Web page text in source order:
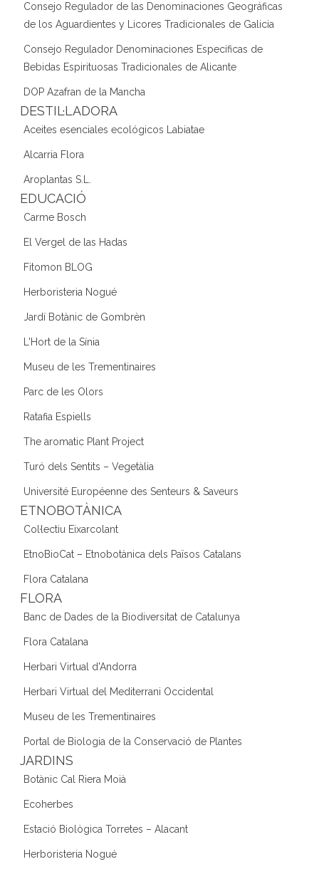
Consejo Regulador de las Denominaciones Geográficas
de los Aguardientes y Licores Tradicionales de Galicia
Consejo Regulador Denominaciones Específicas de
Bebidas Espirituosas Tradicionales de Alicante
DOP Azafran de la Mancha
DESTIL·LADORA
Aceites esenciales ecológicos Labiatae
Alcarria Flora
Aroplantas S.L.
EDUCACIÓ
Carme Bosch
El Vergel de las Hadas
Fitomon BLOG
Herboristeria Nogué
Jardí Botànic de Gombrèn
L'Hort de la Sínia
Museu de les Trementinaires
Parc de les Olors
Ratafia Espiells
The aromatic Plant Project
Turó dels Sentits – Vegetàlia
Université Européenne des Senteurs & Saveurs
ETNOBOTÀNICA
Col·lectiu Eixarcolant
EtnoBioCat – Etnobotànica dels Països Catalans
Flora Catalana
FLORA
Banc de Dades de la Biodiversitat de Catalunya
Flora Catalana
Herbari Virtual d'Andorra
Herbari Virtual del Mediterrani Occidental
Museu de les Trementinaires
Portal de Biologia de la Conservació de Plantes
JARDINS
Botànic Cal Riera Moià
Ecoherbes
Estació Biològica Torretes – Alacant
Herboristeria Nogué